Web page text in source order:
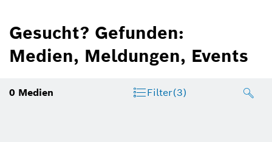
Gesucht? Gefunden:
Medien, Meldungen, Events
0 Medien Filter(3)